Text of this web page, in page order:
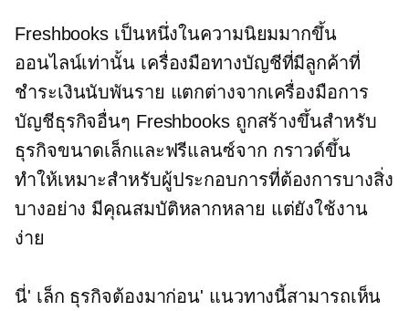
Freshbooks เป็นหนึ่งในความนิยมมากขึ้น
ออนไลน์เท่านั้นเครื่องมือทางบัญชีที่มีลูกค้าที่
ชำระเงินนับพันราย แตกต่างจากเครื่องมือการ
บัญชีธุรกิจอื่นๆ Freshbooks ถูกสร้างขึ้นสำหรับ
ธุรกิจขนาดเล็กและฟรีแลนซ์จาก กราวด์ขึ้น
ทำให้เหมาะสำหรับผู้ประกอบการที่ต้องการบางสิ่ง
บางอย่าง มีคุณสมบัติหลากหลาย แต่ยังใช้งาน
ง่าย
นี่' เล็ก ธุรกิจต้องมาก่อน' แนวทางนี้สามารถเห็น